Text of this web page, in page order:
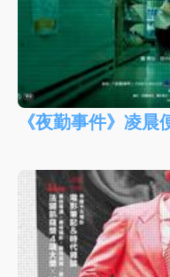
《夜勤事件》凌